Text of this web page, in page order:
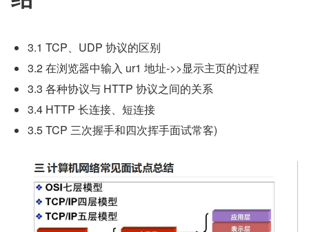
3.1 TCP、UDP 协议的区别
3.2 在浏览器中输入 ur1 地址->>显示主页的过程
3.3 各种协议与 HTTP 协议之间的关系
3.4 HTTP 长连接、短连接
3.5 TCP 三次握手和四次挥手面试常客)